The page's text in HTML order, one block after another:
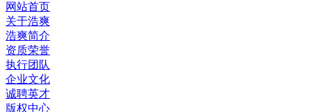
网站首页
关于浩爽
浩爽简介
资质荣誉
执行团队
企业文化
诚聘英才
版权中心